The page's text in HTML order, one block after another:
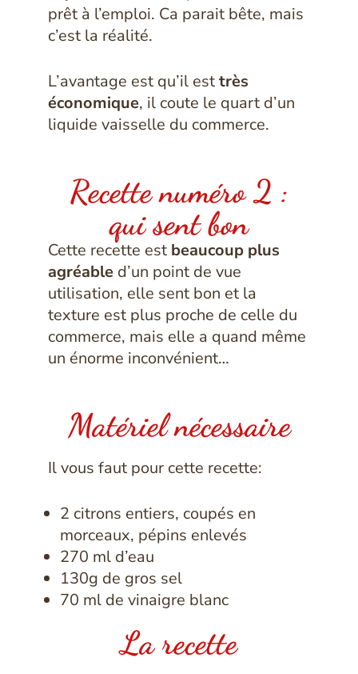
prêt à l’emploi. Ca parait bête, mais
c’est la réalité.
L’avantage est qu’il esttrès
économique, il coute le quart d’un
liquide vaisselle du commerce.
Recette numéro 2 :
qui sent bon
Cette recette est beaucoup plus
agréable d’un point de vue
utilisation, elle sent bon et la
texture est plus proche de celle du
commerce, mais elle a quand même
un énorme inconvénient…
Matériel nécessaire
Il vous faut pour cette recette:
2 citrons entiers, coupés en
morceaux, pépins enlevés
270 ml d’eau
130g de gros sel
70 ml de vinaigre blanc
La recette